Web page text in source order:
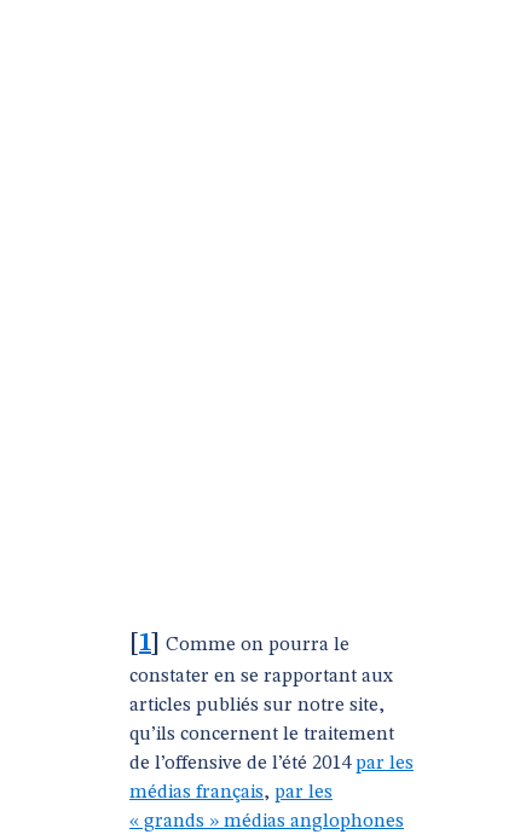
1
Comme on pourra le
constater en se rapportant aux
articles publiés sur notre site,
qu’ils concernent le traitement
de l’offensive de l’été 2014par les
médias français, par les
« grands » médias anglophones